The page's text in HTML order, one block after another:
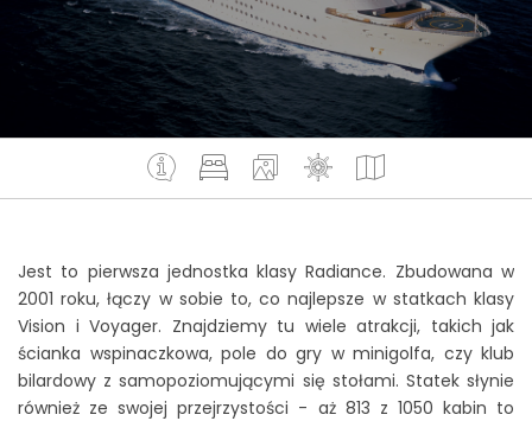
GRUPY/INCENTIVE
INFORMACJE PRAKTYCZNE
Zanim popłyniesz
KONTAKT
Jest to pierwsza jednostka klasy Radiance. Zbudowana w
2001 roku, łączy w sobie to, co najlepsze w statkach klasy
Vision i Voyager. Znajdziemy tu wiele atrakcji, takich jak
ścianka wspinaczkowa, pole do gry w minigolfa, czy klub
bilardowy z samopoziomującymi się stołami. Statek słynie
również ze swojej przejrzystości - aż 813 z 1050 kabin to